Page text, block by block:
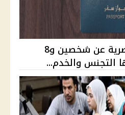
إسقاط الجنسية المصرية عن شخصين و8
التجنس والخدم...